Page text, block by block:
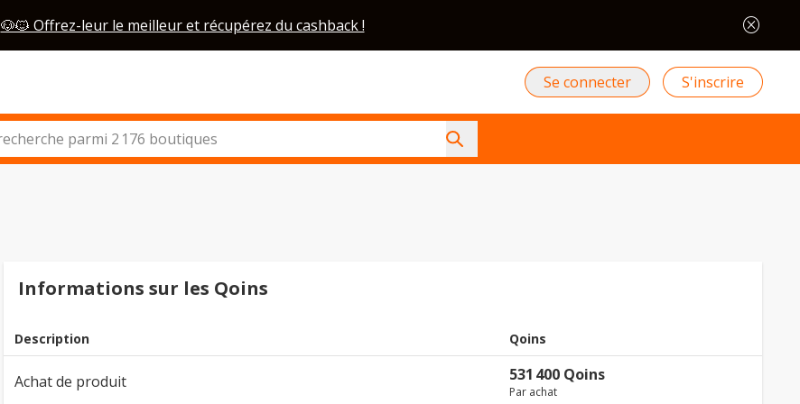
🐶🐱 Offrez-leur le meilleur et récupérez du cashback ! cancel
Se connecter S'inscrire
Informations sur les Qoins
Description Qoins
Achat de produit 531 400 Qoins
Par achat